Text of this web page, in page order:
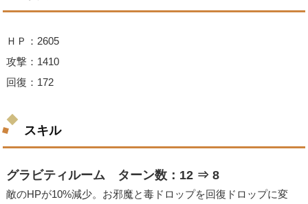
ＨＰ：2605
攻撃：1410
回復：172
スキル
グラビティルーム ターン数：12 ⇒ 8
敵のHPが10%減少。お邪魔と毒ドロップを回復ドロップに変